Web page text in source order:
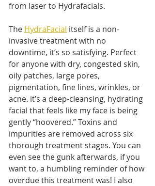
from laser to Hydrafacials.
The HydraFacial itself is a non-
invasive treatment with no
downtime, it’s so satisfying. Perfect
for anyone with dry, congested skin,
oily patches, large pores,
pigmentation, fine lines, wrinkles, or
acne. it’s a deep-cleansing, hydrating
facial that feels like my face is being
gently “hoovered.” Toxins and
impurities are removed across six
thorough treatment stages. You can
even see the gunk afterwards, if you
want to, a humbling reminder of how
overdue this treatment was! I also